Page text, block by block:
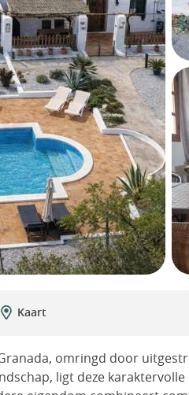
Kaart
omringd door
ligt deze karaktervolle